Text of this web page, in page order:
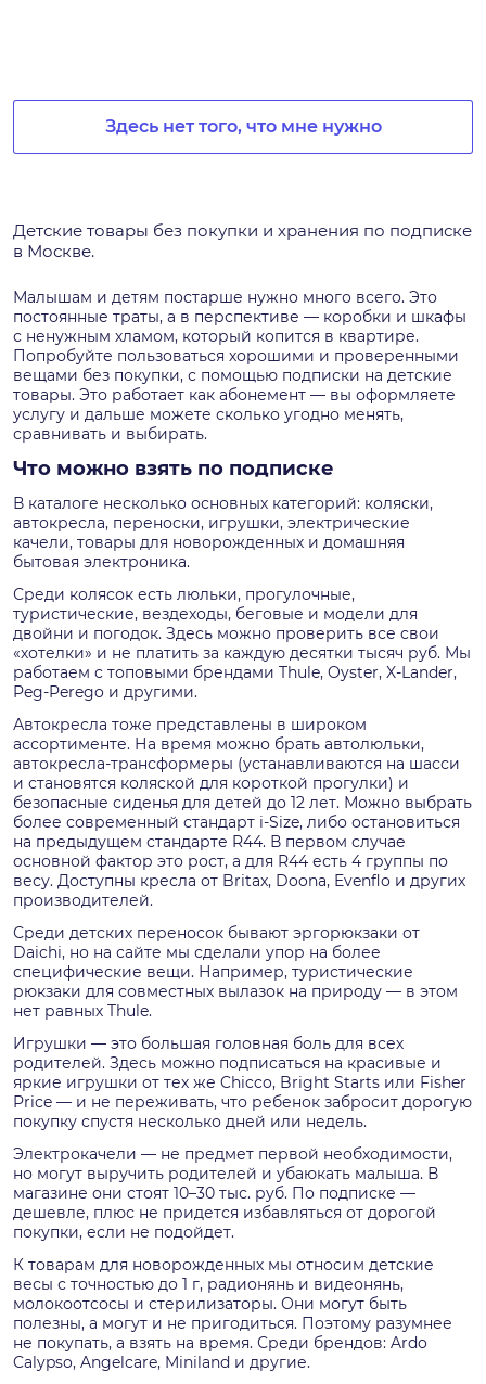
Здесь нет того, что мне нужно
Детские товары без покупки и хранения по подписке
в Москве.
Малышам и детям постарше нужно много всего. Это
постоянные траты, а в перспективе — коробки и шкафы
с ненужным хламом, который копится в квартире.
Попробуйте пользоваться хорошими и проверенными
вещами без покупки, с помощью подписки на детские
товары. Это работает как абонемент — вы оформляете
услугу и дальше можете сколько угодно менять,
сравнивать и выбирать.
Что можно взять по подписке
В каталоге несколько основных категорий: коляски,
автокресла, переноски, игрушки, электрические
качели, товары для новорожденных и домашняя
бытовая электроника.
Среди колясок есть люльки, прогулочные,
туристические, вездеходы, беговые и модели для
двойни и погодок. Здесь можно проверить все свои
«хотелки» и не платить за каждую десятки тысяч руб. Мы
работаем с топовыми брендами Thule, Oyster, X-Lander,
Peg-Perego и другими.
Автокресла тоже представлены в широком
ассортименте. На время можно брать автолюльки,
автокресла-трансформеры (устанавливаются на шасси
и становятся коляской для короткой прогулки) и
безопасные сиденья для детей до 12 лет. Можно выбрать
более современный стандарт i-Size, либо остановиться
на предыдущем стандарте R44. В первом случае
основной фактор это рост, а для R44 есть 4 группы по
весу. Доступны кресла от Britax, Doona, Evenflo и других
производителей.
Среди детских переносок бывают эргорюкзаки от
Daichi, но на сайте мы сделали упор на более
специфические вещи. Например, туристические
рюкзаки для совместных вылазок на природу — в этом
нет равных Thule.
Игрушки — это большая головная боль для всех
родителей. Здесь можно подписаться на красивые и
яркие игрушки от тех же Chicco, Bright Starts или Fisher
Price — и не переживать, что ребенок забросит дорогую
покупку спустя несколько дней или недель.
Электрокачели — не предмет первой необходимости,
но могут выручить родителей и убаюкать малыша. В
магазине они стоят 10–30 тыс. руб. По подписке —
дешевле, плюс не придется избавляться от дорогой
покупки, если не подойдет.
К товарам для новорожденных мы относим детские
весы с точностью до 1 г, радионянь и видеонянь,
молокоотсосы и стерилизаторы. Они могут быть
полезны, а могут и не пригодиться. Поэтому разумнее
не покупать, а взять на время. Среди брендов: Ardo
Calypso, Angelcare, Miniland и другие.